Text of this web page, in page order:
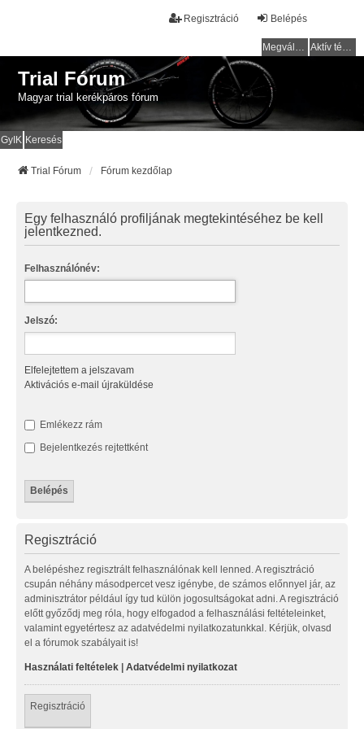
Belépés
Regisztráció
Megválaszolatlan témák Aktív témák
Trial Fórum
Magyar trial kerékpáros fórum
GyIK Keresés
Trial Fórum Fórum kezdőlap
Egy felhasználó profiljának megtekintéséhez be kell
jelentkezned.
Felhasználónév:
Jelszó:
Elfelejtettem a jelszavam
Aktivációs e-mail újraküldése
Emlékezz rám
Bejelentkezés rejtettként
Regisztráció
A belépéshez regisztrált felhasználónak kell lenned. A regisztráció
csupán néhány másodpercet vesz igénybe, de számos előnnyel jár, az
adminisztrátor például így tud külön jogosultságokat adni. A regisztráció
előtt győződj meg róla, hogy elfogadod a felhasználási feltételeinket,
valamint egyetértesz az adatvédelmi nyilatkozatunkkal. Kérjük, olvasd
el a fórumok szabályait is!
Használati feltételek | Adatvédelmi nyilatkozat
Regisztráció